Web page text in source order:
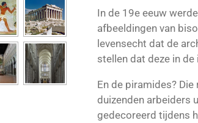
In de 19e eeuw
afbeeldingen van
levensecht dat de
stellen dat deze in
En de piramides?
duizenden arbeiders
gedecoreerd tijdens